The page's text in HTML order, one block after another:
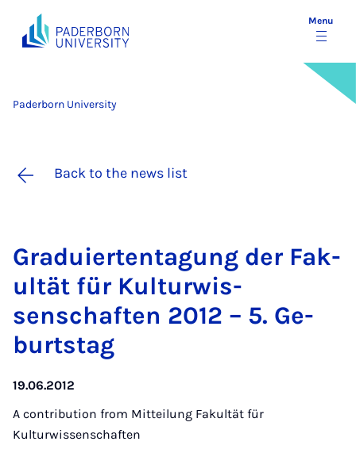
Menu
Paderborn University
Back to the news list
Graduier­tenta­gung der Fak­
ultät für Kul­tur­wis­
senschaften 2012 – 5. Ge­
burtstag
19.06.2012
A contribution from Mitteilung Fakultät für
Kulturwissenschaften